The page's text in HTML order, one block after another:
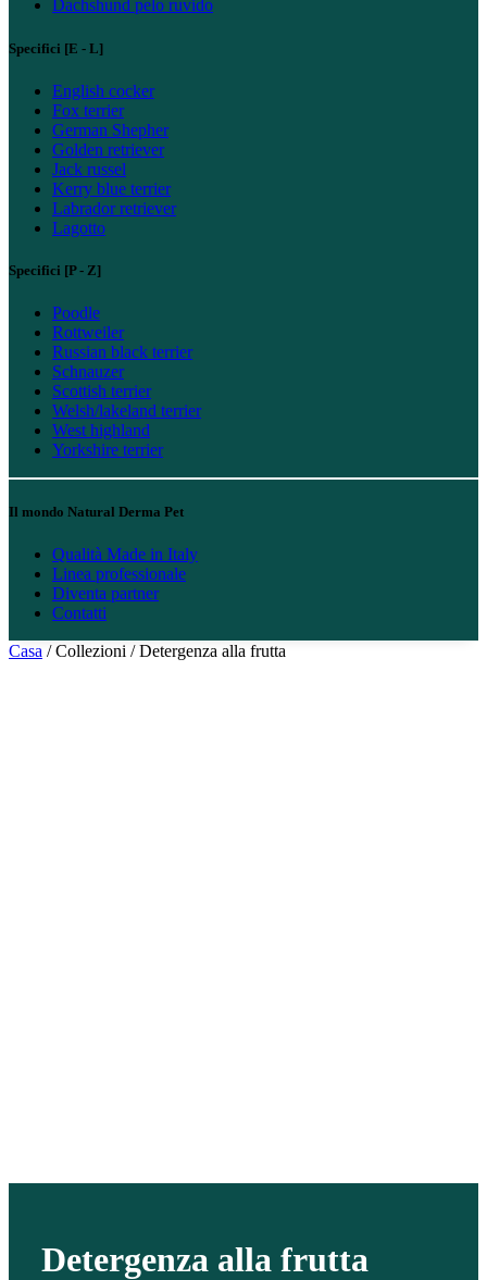
Dachshund pelo ruvido
Specifici [E - L]
English cocker
Fox terrier
German Shepher
Golden retriever
Jack russel
Kerry blue terrier
Labrador retriever
Lagotto
Specifici [P - Z]
Poodle
Rottweiler
Russian black terrier
Schnauzer
Scottish terrier
Welsh/lakeland terrier
West highland
Yorkshire terrier
Il mondo Natural Derma Pet
Qualità Made in Italy
Linea professionale
Diventa partner
Contatti
Casa / Collezioni / Detergenza alla frutta
Detergenza alla frutta